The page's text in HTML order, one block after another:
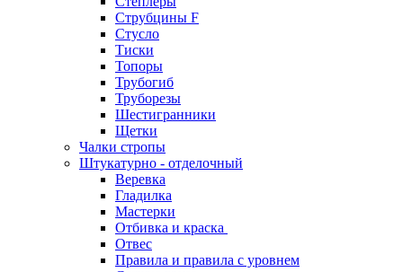
Струбцины F
Стусло
Тиски
Топоры
Трубогиб
Труборезы
Шестигранники
Щетки
Чалки стропы
Штукатурно - отделочный
Веревка
Гладилка
Мастерки
Отбивка и краска
Отвес
Правила и правила с уровнем